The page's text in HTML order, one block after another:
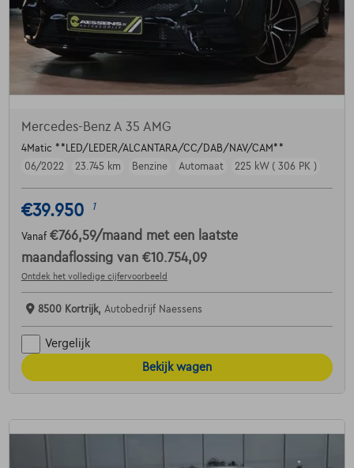
Mercedes-Benz A 35 AMG
4Matic **LED/LEDER/ALCANTARA/CC/DAB/NAV/CAM**
06/2022
23.745 km Benzine Automaat 225 kW ( 306 PK )
€39.950 1
Vanaf €766,59/maand met een laatste
maandaflossing van €10.754,09
Ontdek het volledige cijfervoorbeeld
8500 Kortrijk, Autobedrijf Naessens
Vergelijk
Bekijk wagen